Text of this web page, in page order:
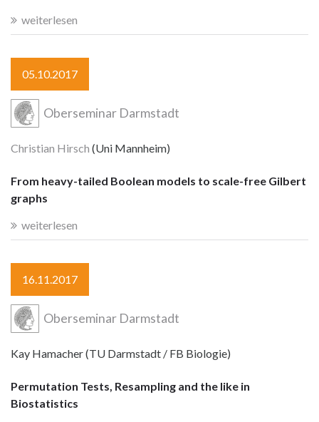
weiterlesen
05.10.2017
Oberseminar Darmstadt
Christian Hirsch (Uni Mannheim)
From heavy-tailed Boolean models to scale-free Gilbert
graphs
weiterlesen
16.11.2017
Oberseminar Darmstadt
Kay Hamacher (TU Darmstadt / FB Biologie)
Permutation Tests, Resampling and the like in
Biostatistics